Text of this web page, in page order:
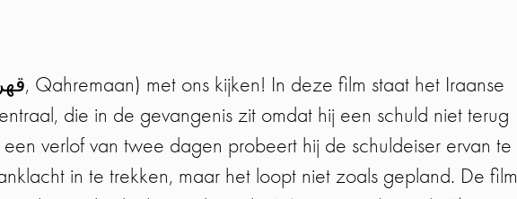
die in de gevangenis zit omdat hij een schuld niet terug
verlof van twee dagen probeert hij de schuldeiser ervan te
in te trekken, maar het loopt niet zoals gepland. De film